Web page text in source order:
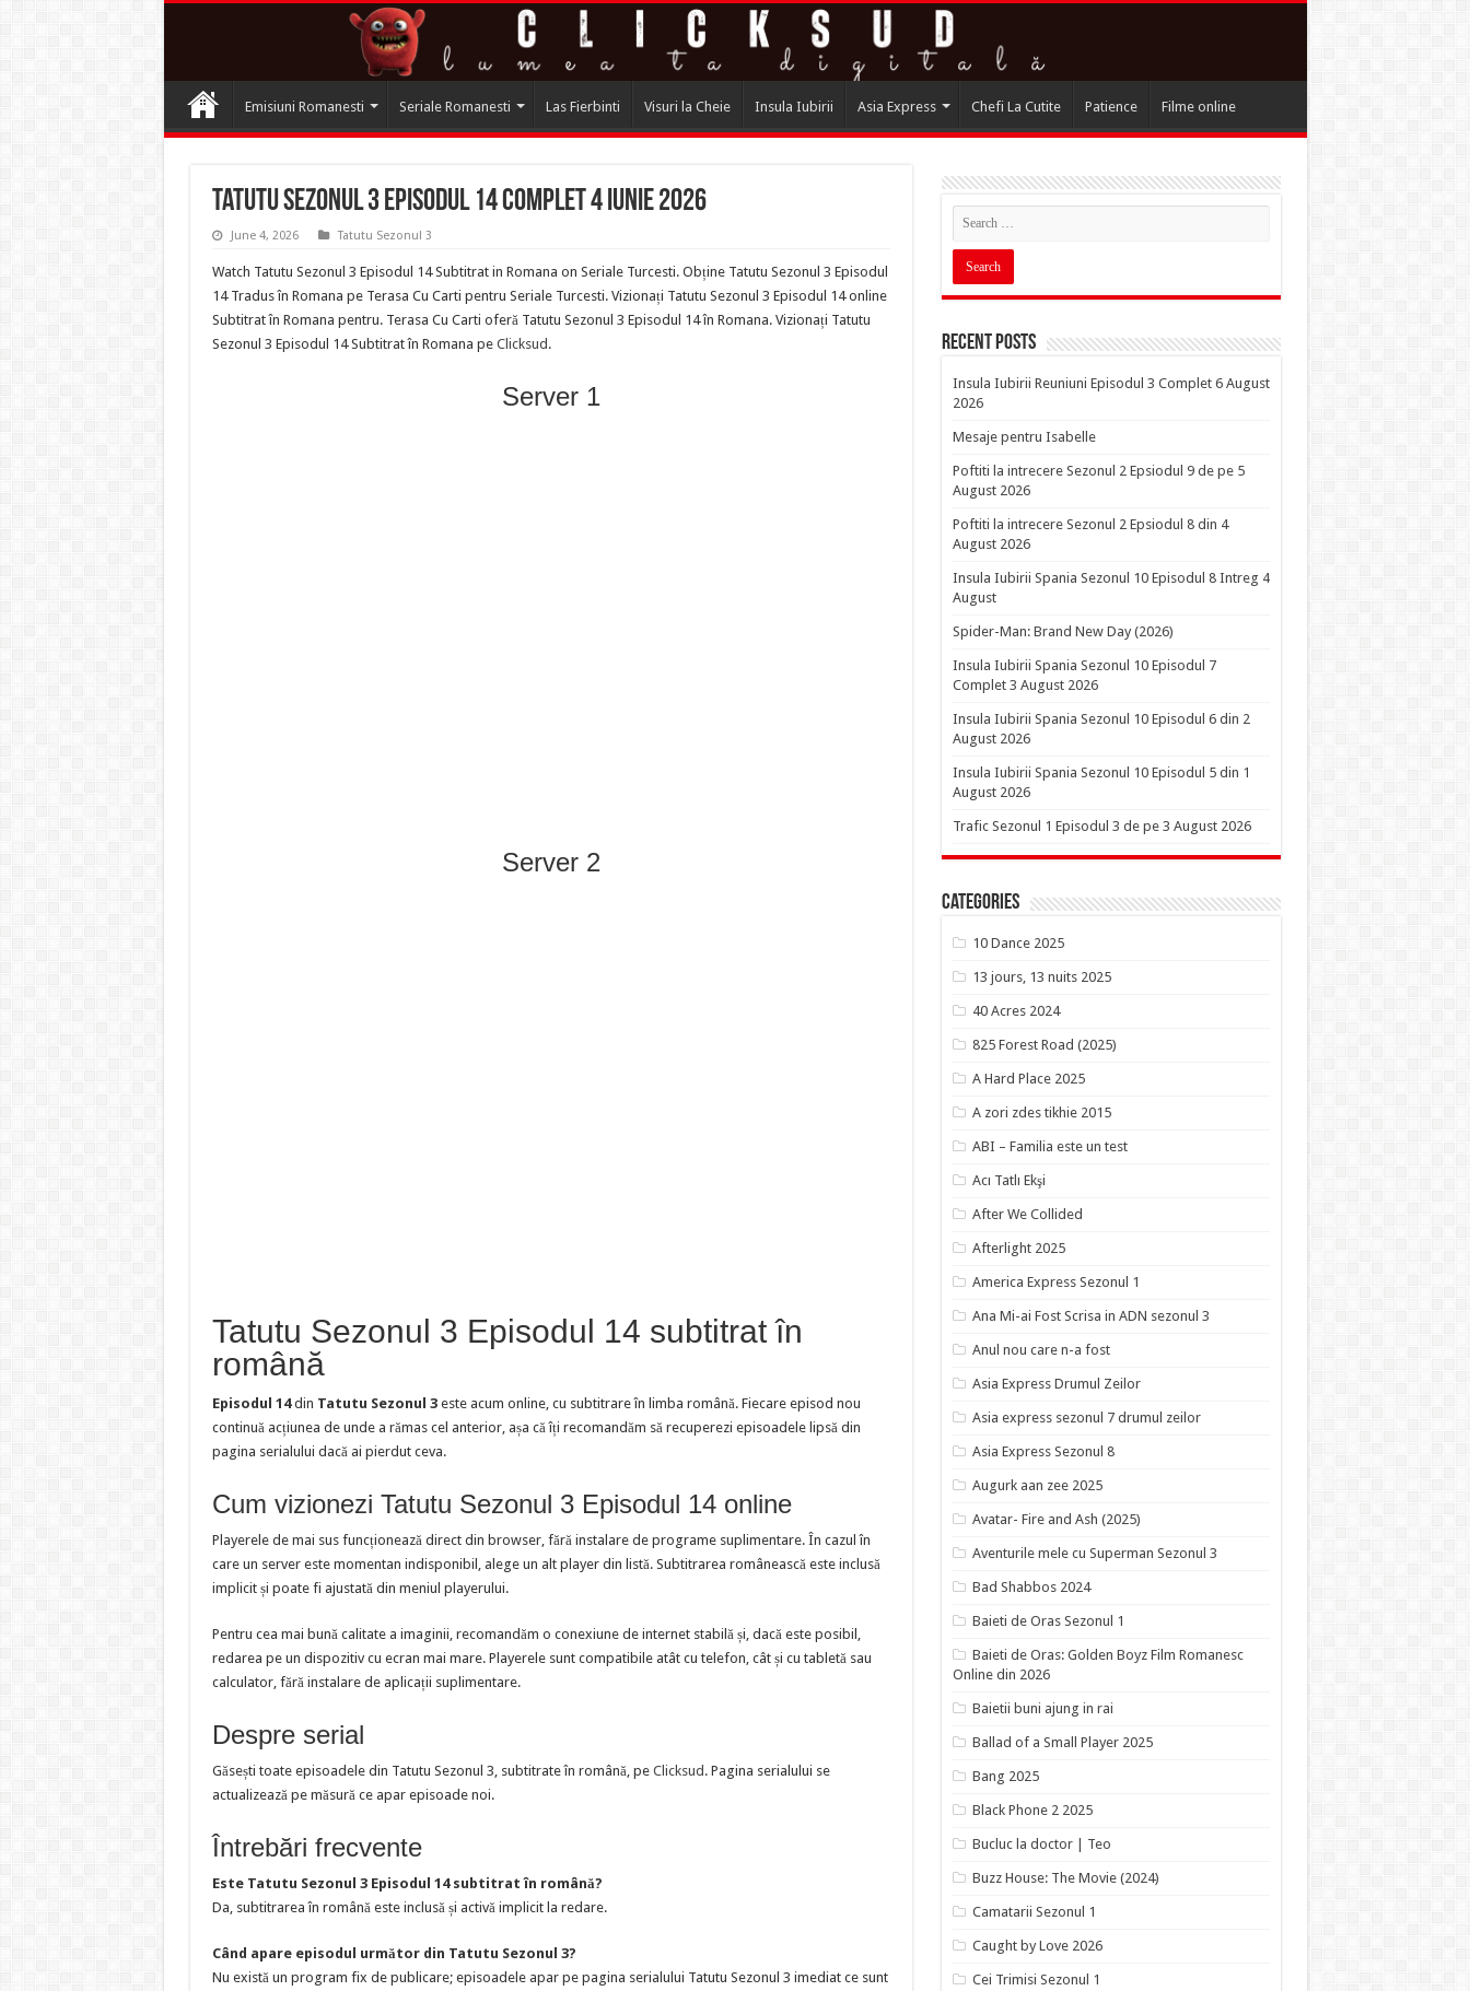
Emisiuni Romanesti Seriale Romanesti Las Fierbinti Visuri la Cheie Insula Iubirii Asia Express Chefi La Cutite Patience Filme online
Tatutu Sezonul 3 Episodul 14 complet 4 iunie 2026
June 4, 2026 Tatutu Sezonul 3
Watch Tatutu Sezonul 3 Episodul 14 Subtitrat in Romana on Seriale Turcesti. Obține Tatutu Sezonul 3 Episodul
14 Tradus în Romana pe Terasa Cu Carti pentru Seriale Turcesti. Vizionați Tatutu Sezonul 3 Episodul 14 online
Subtitrat în Romana pentru. Terasa Cu Carti oferă Tatutu Sezonul 3 Episodul 14 în Romana. Vizionați Tatutu
Sezonul 3 Episodul 14 Subtitrat în Romana pe Clicksud .
Server 1
Server 2
Tatutu Sezonul 3 Episodul 14 subtitrat în
română
Episodul 14din Tatutu Sezonul 3este acum online, cu subtitrare în limba română. Fiecare episod nou
continuă acțiunea de unde a rămas cel anterior, așa că îți recomandăm să recuperezi episoadele lipsă din
pagina serialului dacă ai pierdut ceva.
Cum vizionezi Tatutu Sezonul 3 Episodul 14 online
Playerele de mai sus funcționează direct din browser, fără instalare de programe suplimentare. În cazul în
care un server este momentan indisponibil, alege un alt player din listă. Subtitrarea românească este inclusă
implicit și poate fi ajustată din meniul playerului.
Pentru cea mai bună calitate a imaginii, recomandăm o conexiune de internet stabilă și, dacă este posibil,
redarea pe un dispozitiv cu ecran mai mare. Playerele sunt compatibile atât cu telefon, cât și cu tabletă sau
calculator, fără instalare de aplicații suplimentare.
Despre serial
Găsești toate episoadele din Tatutu Sezonul 3, subtitrate în română, pe Clicksud . Pagina serialului se
actualizează pe măsură ce apar episoade noi.
Întrebări frecvente
Este Tatutu Sezonul 3 Episodul 14 subtitrat în română?
Da, subtitrarea în română este inclusă și activă implicit la redare.
Când apare episodul următor din Tatutu Sezonul 3?
Nu există un program fix de publicare; episoadele apar pe pagina serialului Tatutu Sezonul 3 imediat ce sunt
Recent Posts
Insula Iubirii Reuniuni Episodul 3 Complet 6 August
2026
Mesaje pentru Isabelle
Poftiti la intrecere Sezonul 2 Epsiodul 9 de pe 5
August 2026
Poftiti la intrecere Sezonul 2 Epsiodul 8 din 4
August 2026
Insula Iubirii Spania Sezonul 10 Episodul 8 Intreg 4
August
Spider-Man: Brand New Day (2026)
Insula Iubirii Spania Sezonul 10 Episodul 7
Complet 3 August 2026
Insula Iubirii Spania Sezonul 10 Episodul 6 din 2
August 2026
Insula Iubirii Spania Sezonul 10 Episodul 5 din 1
August 2026
Trafic Sezonul 1 Episodul 3 de pe 3 August 2026
Categories
10 Dance 2025
13 jours, 13 nuits 2025
40 Acres 2024
825 Forest Road (2025)
A Hard Place 2025
A zori zdes tikhie 2015
ABI – Familia este un test
Acı Tatlı Ekşi
After We Collided
Afterlight 2025
America Express Sezonul 1
Ana Mi-ai Fost Scrisa in ADN sezonul 3
Anul nou care n-a fost
Asia Express Drumul Zeilor
Asia express sezonul 7 drumul zeilor
Asia Express Sezonul 8
Augurk aan zee 2025
Avatar- Fire and Ash (2025)
Aventurile mele cu Superman Sezonul 3
Bad Shabbos 2024
Baieti de Oras Sezonul 1
Baieti de Oras: Golden Boyz Film Romanesc
Online din 2026
Baietii buni ajung in rai
Ballad of a Small Player 2025
Bang 2025
Black Phone 2 2025
Bucluc la doctor | Teo
Buzz House: The Movie (2024)
Camatarii Sezonul 1
Caught by Love 2026
Cei Trimisi Sezonul 1